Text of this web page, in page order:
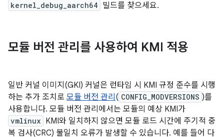
kernel_debug_aarch64 빌드를 찾으세요.
모듈 버전 관리를 사용하여 KMI 적용
일반 커널 이미지(GKI) 커널은 런타임 시 KMI 규정 준수를 시행
하는 추가 조치로 모듈 버전 관리 ( CONFIG_MODVERSIONS )를
사용합니다. 모듈 버전 관리에서는 모듈의 예상 KMI가
vmlinux KMI와 일치하지 않으면 모듈 로드 시간에 주기적 중
복 검사(CRC) 불일치 오류가 발생할 수 있습니다. 예를 들어 다